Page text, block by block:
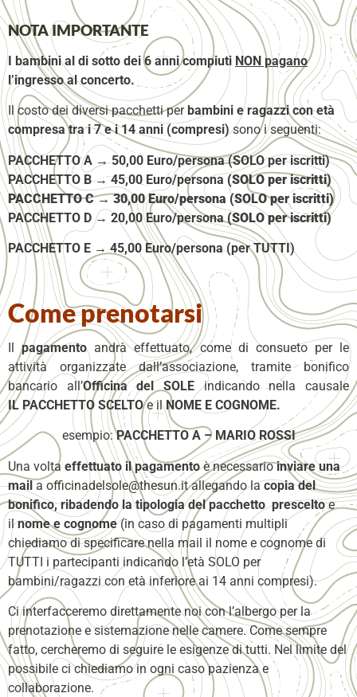
NOTA IMPORTANTE
I bambini al di sotto dei 6 anni compiuti NON pagano
l’ingresso al concerto.
Il costo dei diversi pacchetti per bambini e ragazzi con età
compresa tra i 7 e i 14 anni (compresi)sono i seguenti:
PACCHETTO A →50,00 Euro/persona (SOLO per iscritti)
PACCHETTO B→45,00 Euro/persona (SOLO per iscritti)
PACCHETTO C→30,00 Euro/persona (SOLO per iscritti)
PACCHETTO D → 20,00 Euro/persona(SOLO per iscritti)
PACCHETTO E → 45,00 Euro/persona (per TUTTI)
Come prenotarsi
Ilpagamentoandrà effettuato, come di consueto per le
attività organizzate dall’associazione, tramite bonifico
bancario all’Officina del SOLE indicando nella causale
IL PACCHETTO SCELTOe ilNOME E COGNOME.
esempio:PACCHETTO A – MARIO ROSSI
Una volta effettuato il pagamentoè necessarioinviare una
maila officinadelsole@thesun.itallegando lacopia del
bonifico, ribadendo la tipologia del pacchetto presceltoe
ilnome e cognome(in caso di pagamenti multipli
chiediamo di specificare nella mail il nome e cognome di
TUTTI i partecipanti indicando l’età SOLO per
bambini/ragazzi con età inferiore ai 14 anni compresi).
Ci interfacceremo direttamente noi con l’albergo per la
prenotazione e sistemazione nelle camere. Come sempre
fatto, cercheremo di seguire le esigenze di tutti. Nel limite del
possibile ci chiediamo in ogni caso pazienza e
collaborazione.